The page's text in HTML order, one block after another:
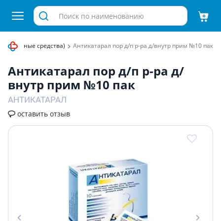
средства) Антикатарал пор д/п р-ра д/внутр прим №10 пак
Антикатарал пор д/п р-ра д/
внутр прим №10 пак
АНТИКАТАРАЛ
оставить отзыв